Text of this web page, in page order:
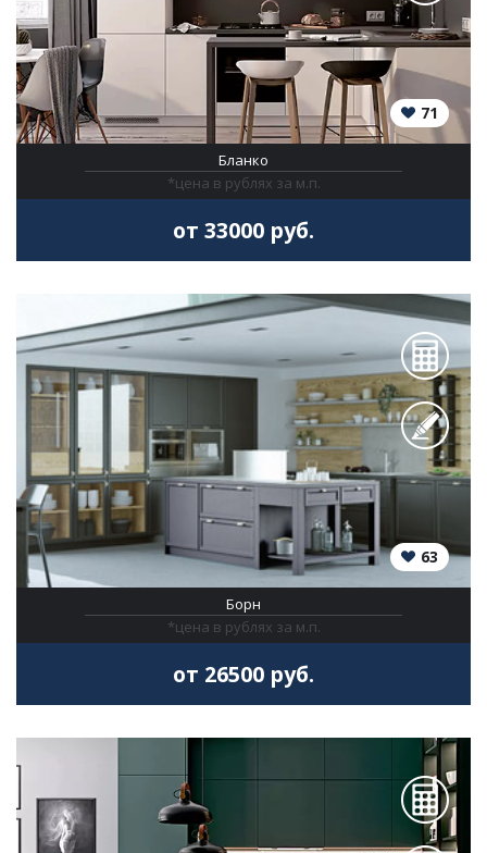
71
Бланко
*цена в рублях за м.п.
от 33000 руб.
63
Борн
*цена в рублях за м.п.
от 26500 руб.